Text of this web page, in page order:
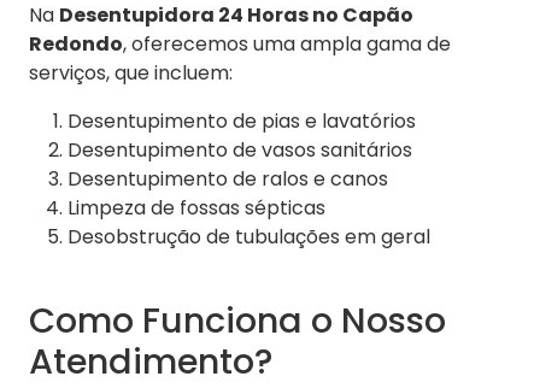
Na Desentupidora 24 Horas no Capão
Redondo, oferecemos uma ampla gama de
serviços, que incluem:
Desentupimento de pias e lavatórios
Desentupimento de vasos sanitários
Desentupimento de ralos e canos
Limpeza de fossas sépticas
Desobstrução de tubulações em geral
Como Funciona o Nosso
Atendimento?